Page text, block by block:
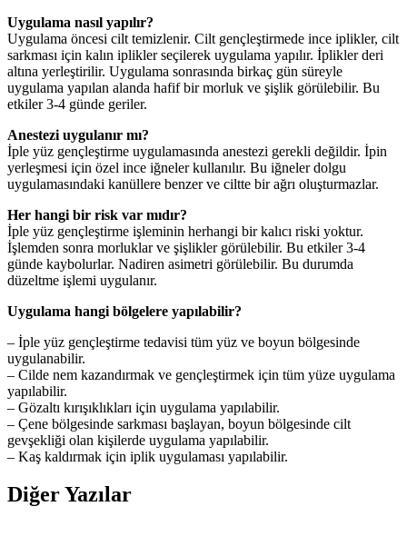
Uygulama nasıl yapılır?
Uygulama öncesi cilt temizlenir. Cilt gençleştirmede ince iplikler, cilt
sarkması için kalın iplikler seçilerek uygulama yapılır. İplikler deri
altına yerleştirilir. Uygulama sonrasında birkaç gün süreyle
uygulama yapılan alanda hafif bir morluk ve şişlik görülebilir. Bu
etkiler 3-4 günde geriler.
Anestezi uygulanır mı?
İple yüz gençleştirme uygulamasında anestezi gerekli değildir. İpin
yerleşmesi için özel ince iğneler kullanılır. Bu iğneler dolgu
uygulamasındaki kanüllere benzer ve ciltte bir ağrı oluşturmazlar.
Her hangi bir risk var mıdır?
İple yüz gençleştirme işleminin herhangi bir kalıcı riski yoktur.
İşlemden sonra morluklar ve şişlikler görülebilir. Bu etkiler 3-4
günde kaybolurlar. Nadiren asimetri görülebilir. Bu durumda
düzeltme işlemi uygulanır.
Uygulama hangi bölgelere yapılabilir?
– İple yüz gençleştirme tedavisi tüm yüz ve boyun bölgesinde
uygulanabilir.
– Cilde nem kazandırmak ve gençleştirmek için tüm yüze uygulama
yapılabilir.
– Gözaltı kırışıklıkları için uygulama yapılabilir.
– Çene bölgesinde sarkması başlayan, boyun bölgesinde cilt
gevşekliği olan kişilerde uygulama yapılabilir.
– Kaş kaldırmak için iplik uygulaması yapılabilir.
Diğer Yazılar